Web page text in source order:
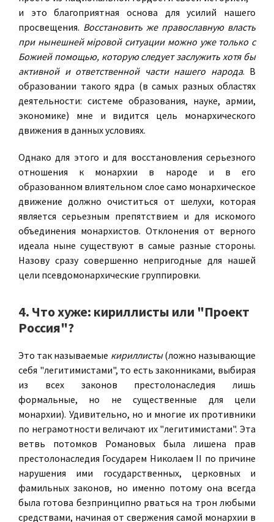
и это благоприятная основа для усилий нашего
просвещения. Восстановить же православную власть
при нынешней мiровой ситуации можно уже только с
Божией помощью, которую следует заслужить хотя бы
активной и ответственной части нашего народа. В
образовании такого ядра (в самых разных областях
деятельности: системе образования, науке, армии,
экономике) мне и видится цель монархического
движения в данных условиях.
Однако для этого и для восстановления серьезного
отношения к монархии в народе и в его
образованном влиятельном слое само монархическое
движение должно очиститься от шелухи, которая
является серьезным препятствием и для искомого
объединения монархистов. Отклонения от верного
идеала ныне существуют в самые разные стороны.
Назову сразу совершенно непригодные для нашей
цели псевдомонархические группировки.
4. Что хуже: кириллисты или "Проект
Россия"?
Это так называемые кириллисты(ложно называющие
себя "легитимистами", то есть законниками, выбирая
из всех законов престолонаследия лишь
формальные, но не существенные для цели
монархии). Удивительно, но и многие их противники
по неграмотности величают их "легитимистами". Эта
ветвь потомков Романовых была лишена прав
престолонаследия Государем Николаем II по причине
нарушения ими государственных, церковных и
фамильных законов, но именно потому она всегда
была готова безпринципно рваться на трон любыми
средствами, начиная от свержения самой монархии в